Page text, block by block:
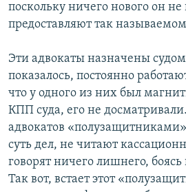
поскольку ничего нового он не
предоставляют так
Эти адвокаты назначены
показалось, постоянно
что у одного из них был
КПП суда, его не
адвокатов
суть дел, не читают
говорят ничего лишнего,
Так вот, встает этот